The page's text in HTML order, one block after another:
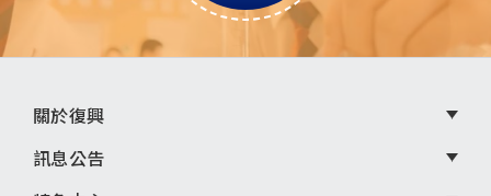
頁
尾
關於復興
訊息公告